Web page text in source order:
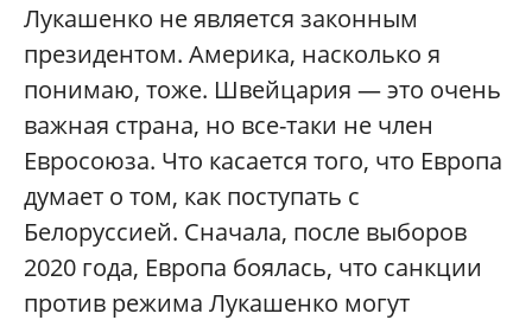
Лукашенко не является законным
президентом. Америка, насколько я
понимаю, тоже. Швейцария — это очень
важная страна, но все-таки не член
Евросоюза. Что касается того, что Европа
думает о том, как поступать с
Белоруссией. Сначала, после выборов
2020 года, Европа боялась, что санкции
против режима Лукашенко могут